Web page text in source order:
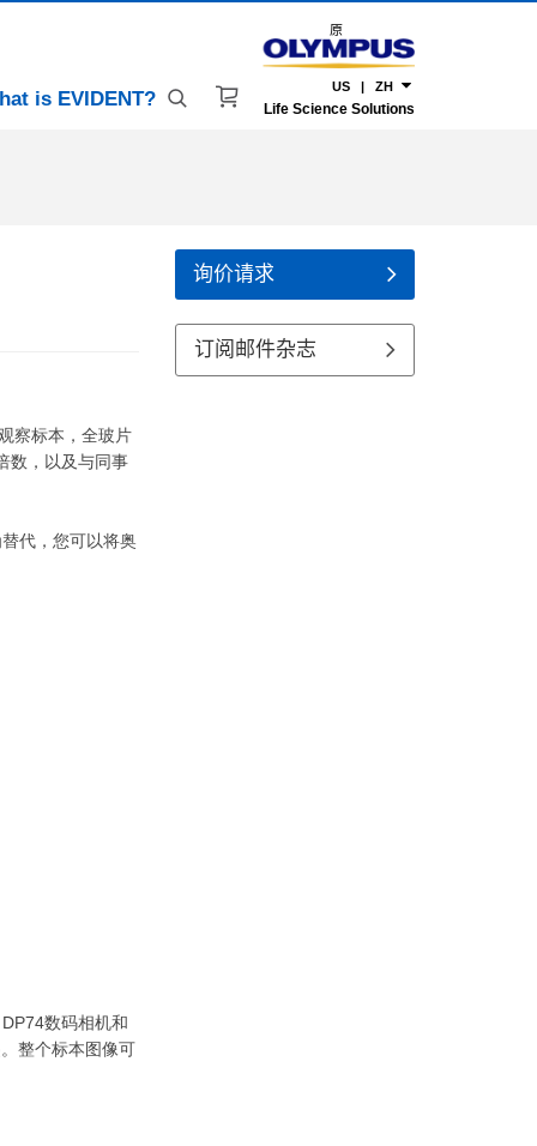
原
is EVIDENT?
US | ZH
Life Science Solutions
察标本，全玻片
数，以及与同事
代，您可以将奥
数码相机和
整个标本图像可
询价请求
订阅邮件杂志